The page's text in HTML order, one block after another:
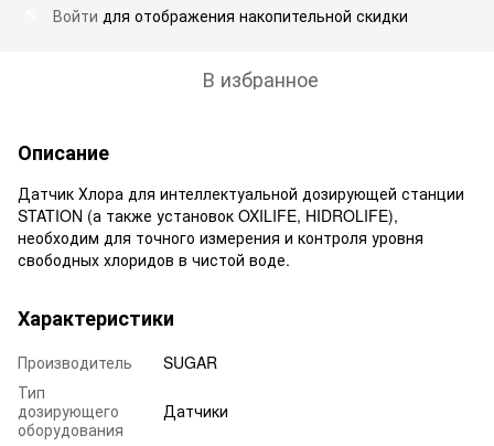
Войти для отображения накопительной скидки
В избранное
Описание
Датчик Хлора для интеллектуальной дозирующей станции
STATION (а также установок OXILIFE, HIDROLIFE),
необходим для точного измерения и контроля уровня
свободных хлоридов в чистой воде.
Характеристики
Производитель
SUGAR
Тип
дозирующего
оборудования
Датчики